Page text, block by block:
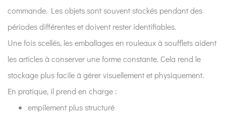
commande. Les objets sont souvent stockés pendant des
périodes différentes et doivent rester identifiables.
Une fois scellés, les emballages en rouleaux à soufflets aident
les articles à conserver une forme constante. Cela rend le
stockage plus facile à gérer visuellement et physiquement.
En pratique, il prend en charge :
empilement plus structuré